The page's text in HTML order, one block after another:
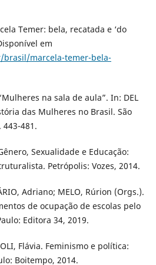
Temer: bela, recatada e ‘do
em
marcela-temer-bela-
na sala de aula”. In: DEL
das Mulheres no Brasil. São
443-481.
Sexualidade e Educação:
Petrópolis: Vozes, 2014.
Adriano; MELO, Rúrion (Orgs.).
de ocupação de escolas pelo
Editora 34, 2019.
Flávia. Feminismo e política:
Boitempo, 2014.